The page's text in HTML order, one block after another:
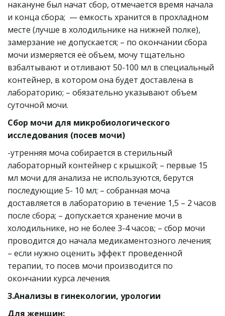
накануне был начат сбор, отмечается время начала
и конца сбора;  — емкость хранится в прохладном
месте (лучше в холодильнике на нижней полке),
замерзание не допускается; – по окончании сбора
мочи измеряется её объем, мочу тщательно
взбалтывают и отливают 50-100 мл в специальный
контейнер, в котором она будет доставлена в
лабораторию; – обязательно указывают объем
суточной мочи.
Сбор мочи для микробиологического
исследования (посев мочи)
-утренняя моча собирается в стерильный
лабораторный контейнер с крышкой; – первые 15
мл мочи для анализа не используются, берутся
последующие 5- 10 мл; – собранная моча
доставляется в лабораторию в течение 1,5 – 2 часов
после сбора; – допускается хранение мочи в
холодильнике, но не более 3-4 часов; – сбор мочи
проводится до начала медикаментозного лечения;
– если нужно оценить эффект проведенной
терапии, то посев мочи производится по
окончании курса лечения.
3.Анализы в гинекологии, урологии
Для женщин: